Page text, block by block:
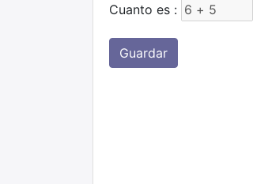
Cuanto es :
Guardar